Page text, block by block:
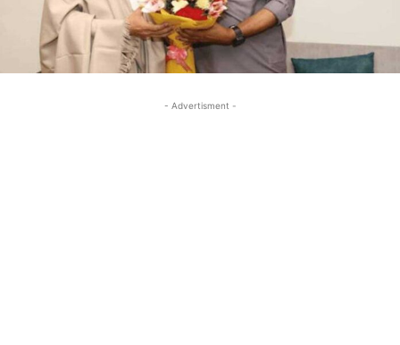
- Advertisment -